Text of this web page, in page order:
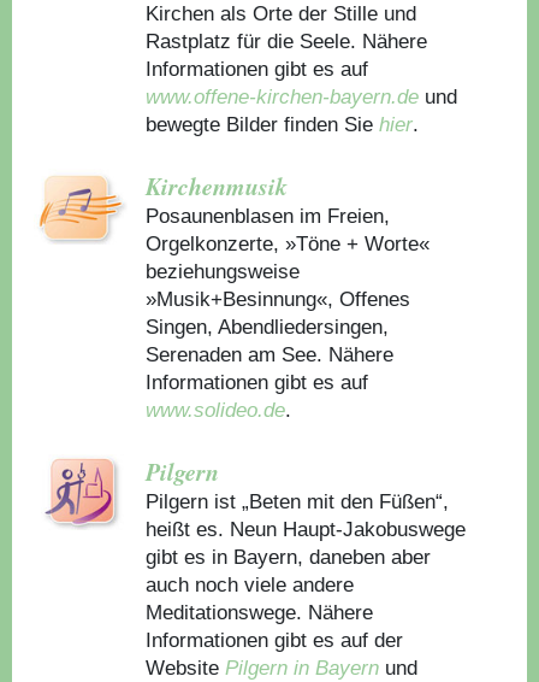
Kirchen als Orte der Stille und
Rastplatz für die Seele. Nähere
Informationen gibt es auf
www.offene-kirchen-bayern.de und
bewegte Bilder finden Sie hier.
Kirchenmusik
Posaunenblasen im Freien,
Orgelkonzerte, »Töne + Worte«
beziehungsweise
»Musik+Besinnung«, Offenes
Singen, Abendliedersingen,
Serenaden am See. Nähere
Informationen gibt es auf
www.solideo.de.
Pilgern
Pilgern ist „Beten mit den Füßen“,
heißt es. Neun Haupt-Jakobuswege
gibt es in Bayern, daneben aber
auch noch viele andere
Meditationswege. Nähere
Informationen gibt es auf der
WebsitePilgern in Bayern und